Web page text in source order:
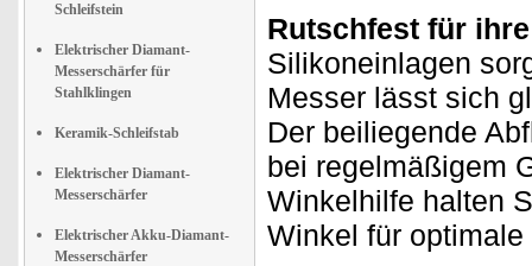
Schleifstein
Elektrischer Diamant-
Messerschärfer für
Stahlklingen
Keramik-Schleifstab
Elektrischer Diamant-
Messerschärfer
Elektrischer Akku-Diamant-
Messerschärfer
Rutschfest für
Silikoneinlagen
Messer lässt sich
Der beiliegende
bei regelmäßigem
Winkelhilfe halten
Winkel für